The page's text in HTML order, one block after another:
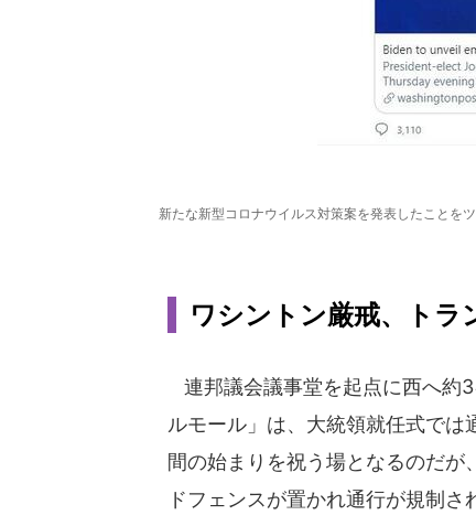
新たな新型コロナウイルス対策案を発表したことを
ワシントン厳戒、トラ
連邦議会議事堂を起点に西へ約
ルモール」は、大統領就任式で
間の始まりを祝う場となるのだ
ドフェンスが置かれ通行が規制さ